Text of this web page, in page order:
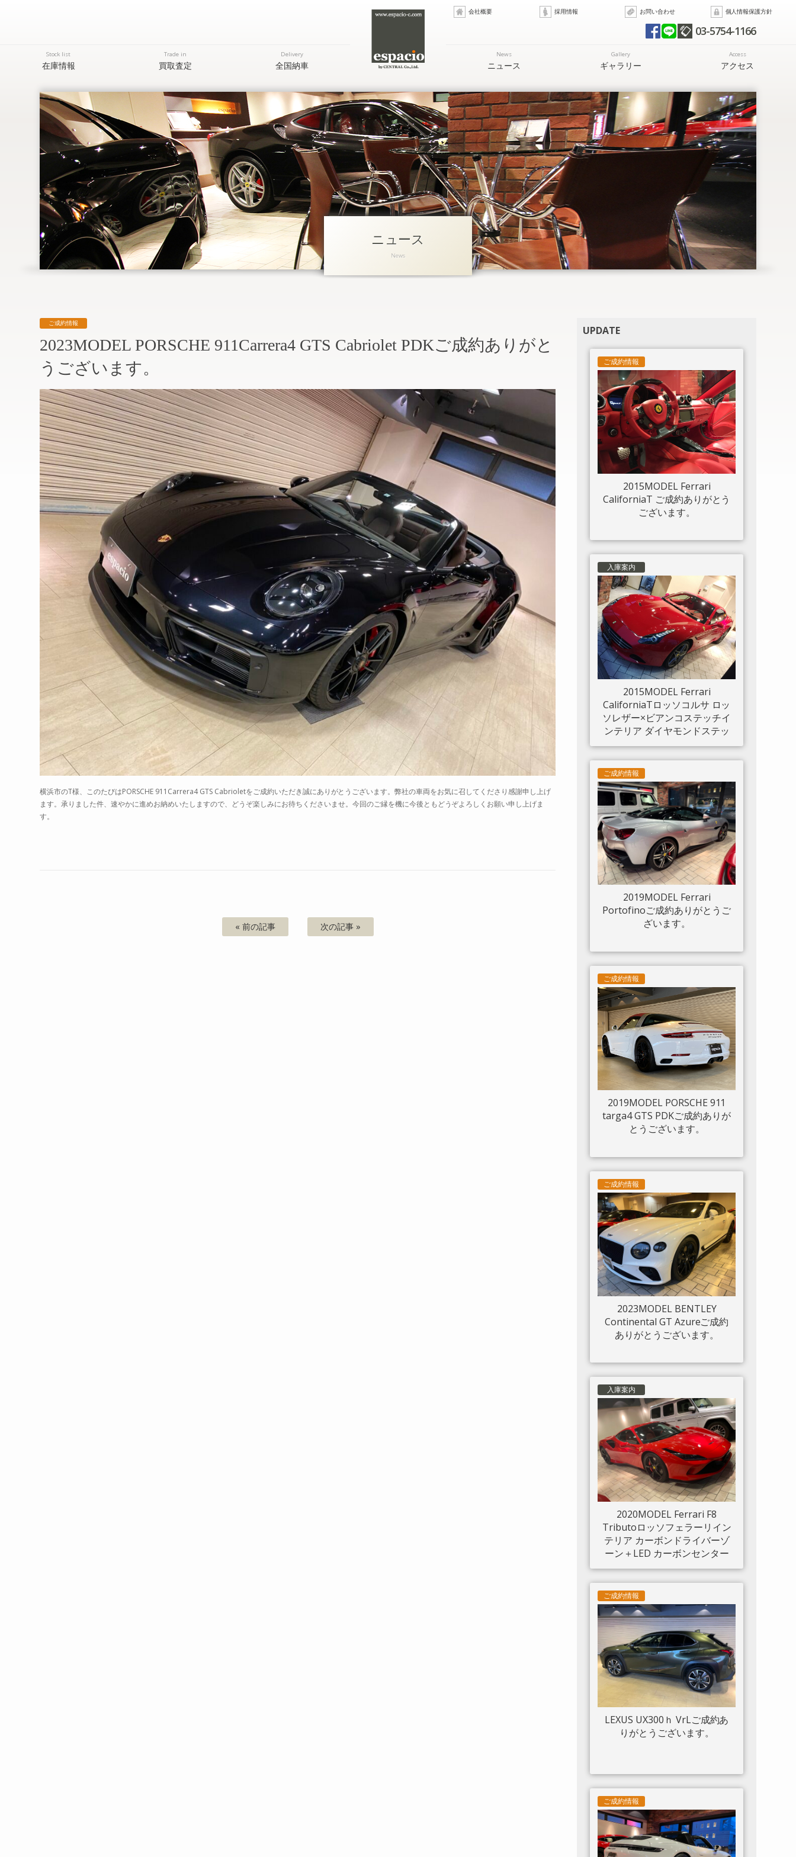
会社概要 採用情報 お問い合わせ 個人情報保護方針
03-5754-1166
Stock list
在庫情報
Trade in
買取査定
Delivery
全国納車
News
ニュース
Gallery
ギャラリー
Access
アクセス
ニュース
News
ご成約情報
2023MODEL PORSCHE 911Carrera4 GTS Cabriolet PDKご成約ありがと
うございます。
横浜市のT様、このたびはPORSCHE 911Carrera4 GTS Cabrioletをご成約いただき誠にありがとうございます。弊社の車両をお気に召してくださり感謝申し上げ
ます。承りました件、速やかに進めお納めいたしますので、どうぞ楽しみにお待ちくださいませ。今回のご縁を機に今後ともどうぞよろしくお願い申し上げま
す。
« 前の記事 次の記事 »
UPDATE
ご成約情報
2015MODEL Ferrari
CaliforniaT ご成約ありがとう
ございます。
入庫案内
2015MODEL Ferrari
CaliforniaTロッソコルサ ロッ
ソレザー×ビアンコステッチイ
ンテリア ダイヤモンドステッ
チシート LED付きカーボンド
ライバーゾーン カーボンセン
タートンネル ダッシュボード
インサートパネル×カーボン ク
ロームフロントグリル S/Fシー
ルド 20“鍛造AW入庫しまし
た。
ご成約情報
2019MODEL Ferrari
Portofinoご成約ありがとうご
ざいます。
ご成約情報
2019MODEL PORSCHE 911
targa4 GTS PDKご成約ありが
とうございます。
ご成約情報
2023MODEL BENTLEY
Continental GT Azureご成約
ありがとうございます。
入庫案内
2020MODEL Ferrari F8
Tributoロッソフェラーリイン
テリア カーボンドライバーゾ
ーン＋LED カーボンセンター
ブリッジ カーボンインナード
アハンドル カーボンリアブー
ツトリム フロントリフト カー
ボンサイドエアスプリッター
カーボンエンジンルーム パッ
センジャーディスプレイ アダ
プティブヘッドライトシステ
ム 入庫しました。
ご成約情報
LEXUS UX300ｈ VrLご成約あ
りがとうございます。
ご成約情報